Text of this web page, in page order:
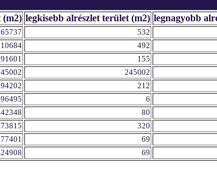
(m2) legkisebb alrészlet terület (m2) legnagyobb
532
492
155
245002
94202 212
6
80
320
69
69